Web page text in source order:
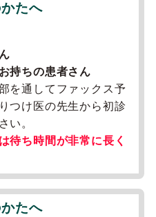
たへ
持ちの患者さん
を通してファックス予
つけ医の先生から初診
い。
待ち時間が非常に長く
たへ